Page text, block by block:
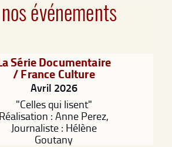
nos événements
Série Documentaire
/ France Culture
Avril 2026
"Celles qui lisent"
Réalisation : Anne Perez,
Journaliste : Hélène
Goutany